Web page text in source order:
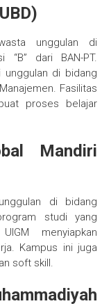
unggulan di
“B” dari BAN-PT.
di bidang
Fasilitas
proses belajar
Mandiri
di bidang
studi yang
menyiapkan
Kampus ini juga
soft skill.